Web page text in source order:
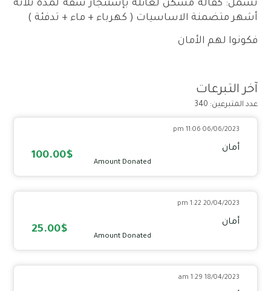
تشمل: كفالة مسكن لعائلة بإستئجار شقة لمدة ثلاثة
أشهر متضمنة الاساسيات ( كهرباء + ماء + تدفئة )
فكونوا لهم الأمان
آخر التبرعات
عدد المتبرعين: 340
06/06/2023 11:06 pm
أمان
Amount Donated
100.00$
20/04/2023 1:22 pm
أمان
Amount Donated
25.00$
18/04/2023 1:29 am